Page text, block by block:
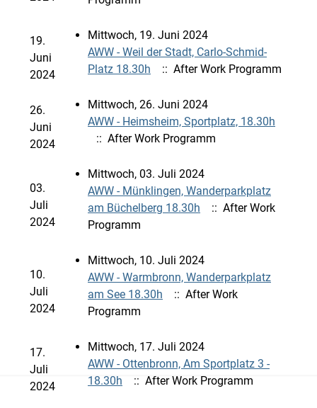
19.
Juni
2024
Mittwoch, 19. Juni 2024
AWW - Weil der Stadt, Carlo-Schmid-
Platz 18.30h
:: After Work Programm
26.
Juni
2024
Mittwoch, 26. Juni 2024
AWW - Heimsheim, Sportplatz, 18.30h
:: After Work Programm
03.
Juli
2024
Mittwoch, 03. Juli 2024
AWW - Münklingen, Wanderparkplatz
am Büchelberg 18.30h
:: After Work
Programm
10.
Juli
2024
Mittwoch, 10. Juli 2024
AWW - Warmbronn, Wanderparkplatz
am See 18.30h
:: After Work
Programm
17.
Juli
2024
Mittwoch, 17. Juli 2024
AWW - Ottenbronn, Am Sportplatz 3 -
18.30h
:: After Work Programm